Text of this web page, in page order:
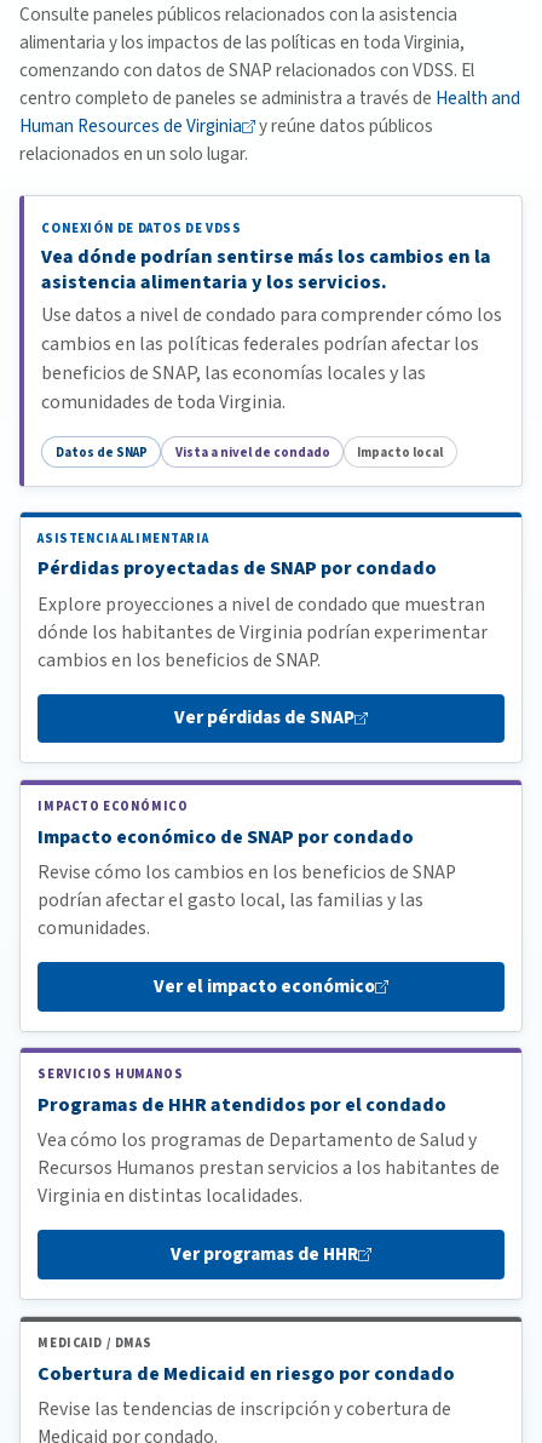
Consulte paneles públicos relacionados con la asistencia
alimentaria y los impactos de las políticas en toda Virginia,
comenzando con datos de SNAP relacionados con VDSS. El
centro completo de paneles se administra a través de Health and
Human Resources deVirginia y reúne datos públicos
relacionados en un solo lugar.
CONEXIÓN DE DATOS DE VDSS
Vea dónde podrían sentirse más los cambios en la
asistencia alimentaria y los servicios.
Use datos a nivel de condado para comprender cómo los
cambios en las políticas federales podrían afectar los
beneficios de SNAP, las economías locales y las
comunidades de toda Virginia.
Datos de SNAP Vista a nivel de condado Impacto local
ASISTENCIA ALIMENTARIA
Pérdidas proyectadas de SNAP por condado
Explore proyecciones a nivel de condado que muestran
dónde los habitantes de Virginia podrían experimentar
cambios en los beneficios de SNAP.
Ver pérdidas deSNAP
IMPACTO ECONÓMICO
Impacto económico de SNAP por condado
Revise cómo los cambios en los beneficios de SNAP
podrían afectar el gasto local, las familias y las
comunidades.
Ver el impactoeconómico
SERVICIOS HUMANOS
Programas de HHR atendidos por el condado
Vea cómo los programas de Departamento de Salud y
Recursos Humanos prestan servicios a los habitantes de
Virginia en distintas localidades.
Ver programas de HHR
MEDICAID / DMAS
Cobertura de Medicaid en riesgo por condado
Revise las tendencias de inscripción y cobertura de
Medicaid por condado.